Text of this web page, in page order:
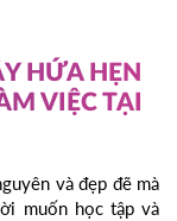
HỨA HẸN
VIỆC TẠI
và đẹp đẽ mà
muốn học tập và